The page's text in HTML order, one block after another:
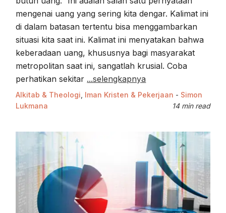
mengenai uang yang sering kita dengar. Kalimat ini
di dalam batasan tertentu bisa menggambarkan
situasi kita saat ini. Kalimat ini menyatakan bahwa
keberadaan uang, khususnya bagi masyarakat
metropolitan saat ini, sangatlah krusial. Coba
perhatikan sekitar ...selengkapnya
Alkitab & Theologi Iman Kristen & Pekerjaan - Simon
Lukmana
14 min read